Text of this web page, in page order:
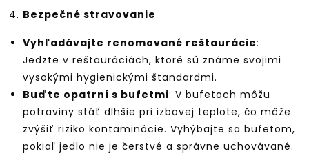
Bezpečné stravovanie
Vyhľadávajte renomované reštaurácie:
Jedzte v reštauráciách, ktoré sú známe svojimi
vysokými hygienickými štandardmi.
Buďte opatrní s bufetmi: V bufetoch môžu
potraviny stáť dlhšie pri izbovej teplote, čo môže
zvýšiť riziko kontaminácie. Vyhýbajte sa bufetom,
pokiaľ jedlo nie je čerstvé a správne uchovávané.